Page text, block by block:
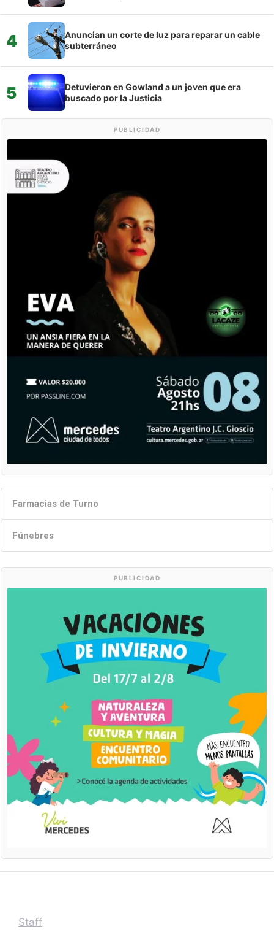
4
Anuncian un corte de luz para reparar un cable
subterráneo
5
Detuvieron en Gowland a un joven que era
buscado por la Justicia
PUBLICIDAD
Farmacias de Turno
Fúnebres
PUBLICIDAD
Staff